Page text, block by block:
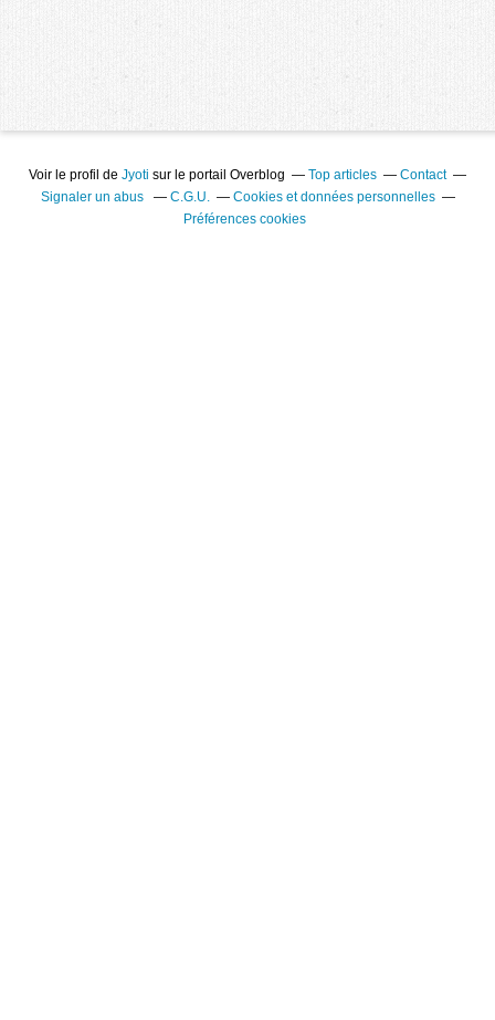
Voir le profil de Jyoti sur le portail Overblog Top articles
Contact
Signaler un abus
C.G.U.
Cookies et données personnelles
Préférences cookies